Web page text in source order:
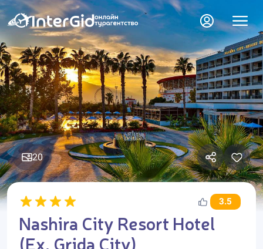
20
3.5
Nashira City Resort Hotel
(Ex. Grida City)